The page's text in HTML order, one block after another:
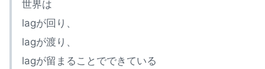
世界は
lagが回り、
lagが渡り、
lagが留まることでできている